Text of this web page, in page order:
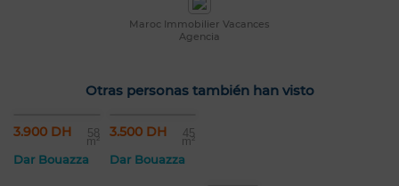
Maroc Immobilier Vacances
Agencia
Otras personas también han visto
3.900 DH 58
m²
Dar Bouazza
3.500 DH 45
m²
Dar Bouazza